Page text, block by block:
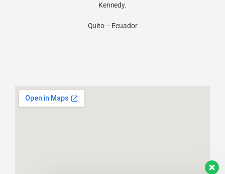
Kennedy.
Quito – Ecuador